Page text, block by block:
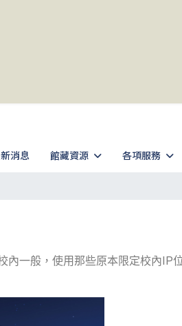
消息 館藏資源 各項服務
一般，使用那些原本限定校內IP